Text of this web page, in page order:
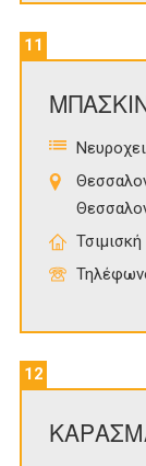
11
12